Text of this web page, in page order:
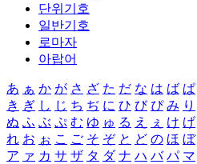
단위기호
일반기호
로마자
아랍어
あ ぁ か が さ ざ た だ な は ば ぱ
き ぎ し じ ち ぢ に ひ び ぴ み り
ぬ ふ ぶ ぷ む ゆ ゅ る え ぇ け げ
れ お ぉ こ ご そ ぞ と ど の ほ ぼ
ア ァ カ サ ザ タ ダ ナ ハ バ パ マ